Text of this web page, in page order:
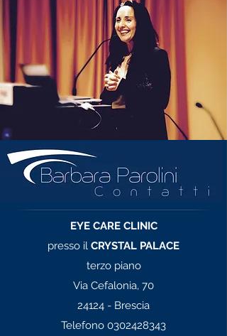
EYE CARE CLINIC
presso il CRYSTAL PALACE
terzo piano
Via Cefalonia, 70
24124 - Brescia
Telefono 0302428343